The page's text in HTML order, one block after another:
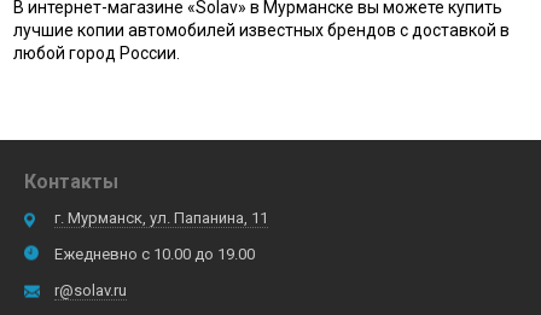
В интернет-магазине «Solav» в Мурманске вы можете купить
лучшие копии автомобилей известных брендов с доставкой в
любой город России.
Контакты
г. Мурманск, ул. Папанина, 11
Ежедневно с 10.00 до 19.00
r@solav.ru